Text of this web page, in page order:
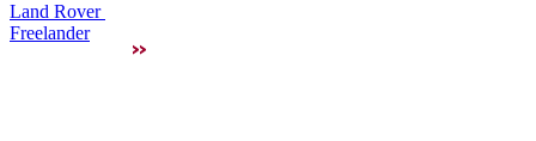
Land Rover
Freelander